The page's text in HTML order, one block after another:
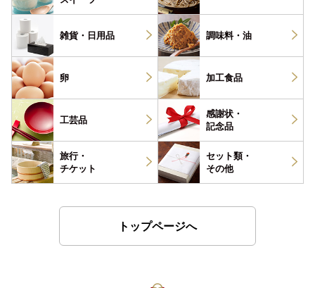
雑貨・ 日用品 調味料・ 油
卵 加工食品
工芸品
感謝状・
記念品
旅行・
チケット
セット類・
その他
トップページへ